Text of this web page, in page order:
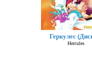
Геркулес
Hercules